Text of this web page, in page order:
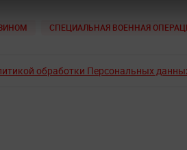
СПЕЦИАЛЬНАЯ ВОЕННАЯ
обработки Персональных